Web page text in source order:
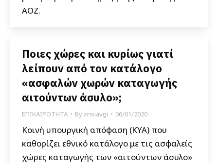
ΑΟΖ.
Ποιες χώρες και κυρίως γιατί
λείπουν από τον κατάλογο
«ασφαλών χωρών καταγωγής
αιτούντων άσυλο»;
ΕΠΙΚΑΙΡΟΤΗΤΑ Byxrisiavgi 06/01/2020
Κοινή υπουργική απόφαση (ΚΥΑ) που
καθορίζει εθνικό κατάλογο με τις ασφαλείς
χώρες καταγωγής των «αιτούντων άσυλο»